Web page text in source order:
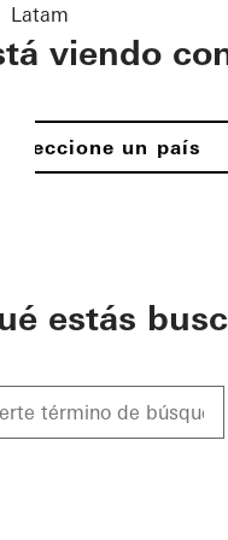
Latam
viendo
Seleccione un país
estás